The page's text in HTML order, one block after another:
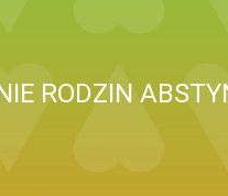
RODZIN